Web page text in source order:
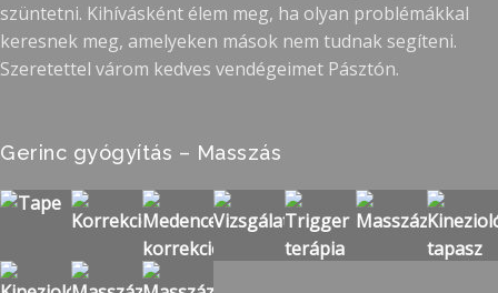
szüntetni. Kihívásként élem meg, ha olyan problémákkal
keresnek meg, amelyeken mások nem tudnak segíteni.
Szeretettel várom kedves vendégeimet Pásztón.
Gerinc gyógyítás – Masszás